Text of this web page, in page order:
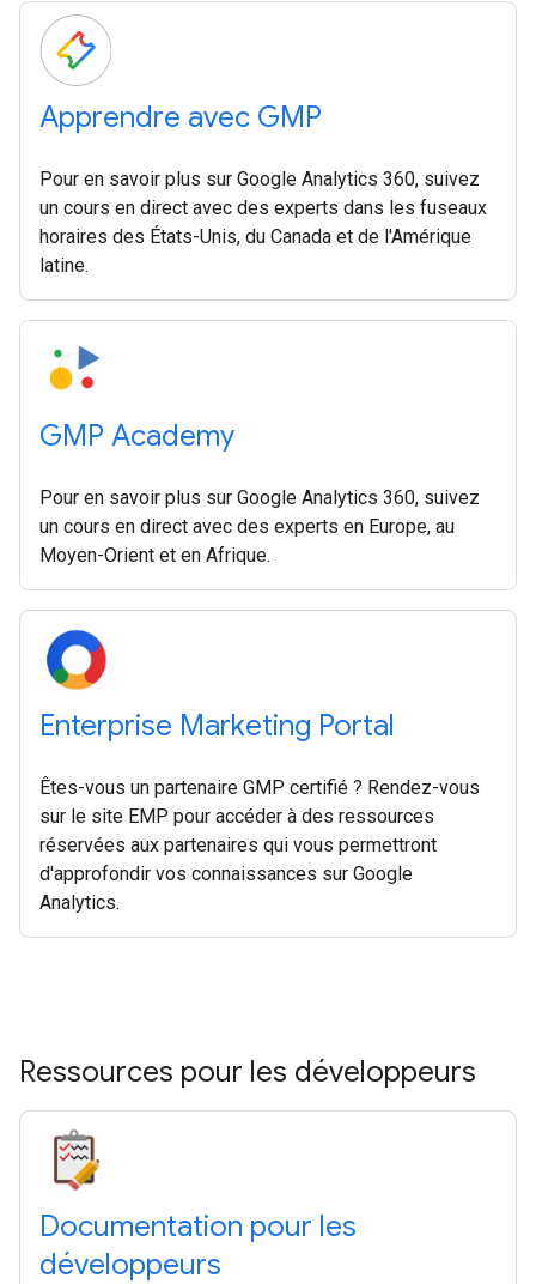
Apprendre avec GMP
Pour en savoir plus sur Google Analytics 360, suivez
un cours en direct avec des experts dans les fuseaux
horaires des États-Unis, du Canada et de l'Amérique
latine.
GMP Academy
Pour en savoir plus sur Google Analytics 360, suivez
un cours en direct avec des experts en Europe, au
Moyen-Orient et en Afrique.
Enterprise Marketing Portal
Êtes-vous un partenaire GMP certifié ? Rendez-vous
sur le site EMP pour accéder à des ressources
réservées aux partenaires qui vous permettront
d'approfondir vos connaissances sur Google
Analytics.
Ressources pour les développeurs
Documentation pour les
développeurs